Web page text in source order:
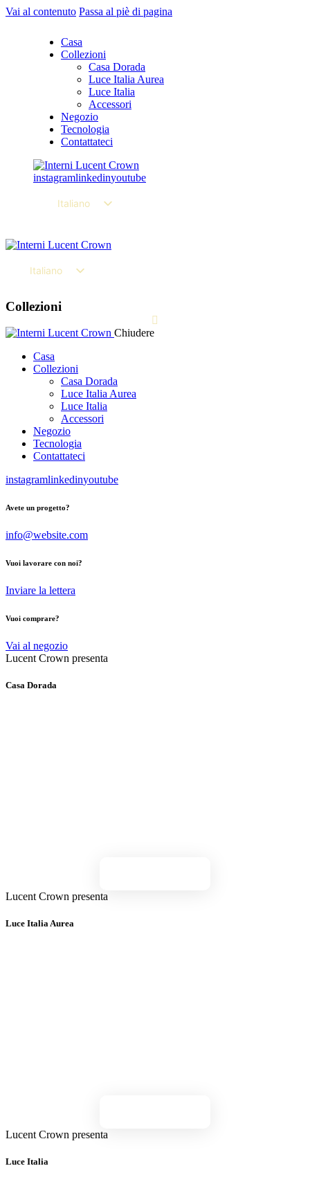
Vai al contenuto Passa al piè di pagina
Casa
Collezioni
Casa Dorada
Luce Italia Aurea
Luce Italia
Accessori
Negozio
Tecnologia
Contattateci
instagramlinkedinyoutube
Italiano
English
Español
Italiano
Español
Collezioni
Chiudere
Casa
Collezioni
Casa Dorada
Luce Italia Aurea
Luce Italia
Accessori
Negozio
Tecnologia
Contattateci
instagramlinkedinyoutube
Avete un progetto?
info@website.com
Vuoi lavorare con noi?
Inviare la lettera
Vuoi comprare?
Vai al negozio
Lucent Crown presenta
Casa Dorada
Lucent Crown presenta
Luce Italia Aurea
Lucent Crown presenta
Luce Italia